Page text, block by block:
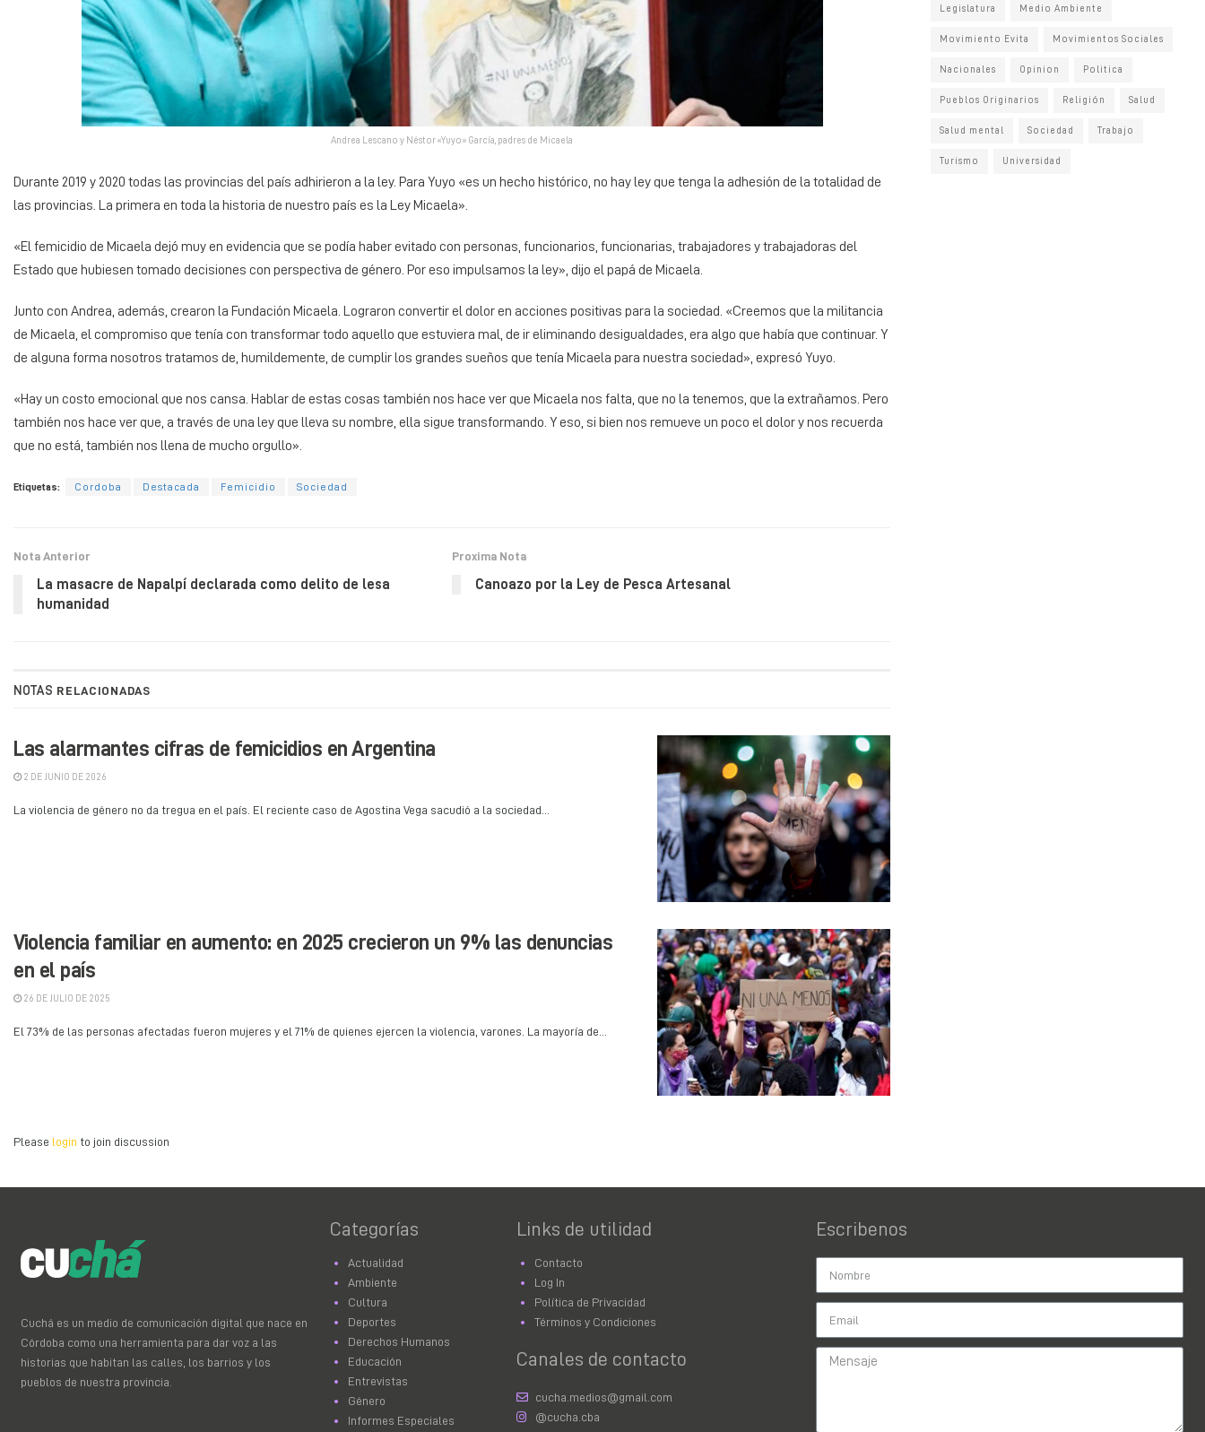
Andrea Lescano y Néstor «Yuyo» García, padres de Micaela
Durante 2019 y 2020 todas las provincias del país adhirieron a la ley. Para Yuyo «es un hecho histórico, no hay ley que tenga la adhesión de la totalidad de
las provincias. La primera en toda la historia de nuestro país es la Ley Micaela».
«El femicidio de Micaela dejó muy en evidencia que se podía haber evitado con personas, funcionarios, funcionarias, trabajadores y trabajadoras del
Estado que hubiesen tomado decisiones con perspectiva de género. Por eso impulsamos la ley», dijo el papá de Micaela.
Junto con Andrea, además, crearon la Fundación Micaela. Lograron convertir el dolor en acciones positivas para la sociedad. «Creemos que la militancia
de Micaela, el compromiso que tenía con transformar todo aquello que estuviera mal, de ir eliminando desigualdades, era algo que había que continuar. Y
de alguna forma nosotros tratamos de, humildemente, de cumplir los grandes sueños que tenía Micaela para nuestra sociedad», expresó Yuyo.
«Hay un costo emocional que nos cansa. Hablar de estas cosas también nos hace ver que Micaela nos falta, que no la tenemos, que la extrañamos. Pero
también nos hace ver que, a través de una ley que lleva su nombre, ella sigue transformando. Y eso, si bien nos remueve un poco el dolor y nos recuerda
que no está, también nos llena de mucho orgullo».
Etiquetas: Cordoba Destacada Femicidio Sociedad
Nota Anterior
La masacre de Napalpí declarada como delito de lesa
humanidad
Proxima Nota
Canoazo por la Ley de Pesca Artesanal
NOTAS RELACIONADAS
Las alarmantes cifras de femicidios en Argentina
2 DE JUNIO DE 2026
La violencia de género no da tregua en el país. El reciente caso de Agostina Vega sacudió a la sociedad...
Violencia familiar en aumento: en 2025 crecieron un 9% las denuncias
en el país
26 DE JULIO DE 2025
El 73% de las personas afectadas fueron mujeres y el 71% de quienes ejercen la violencia, varones. La mayoría de...
Please login to join discussion
Legislatura Medio Ambiente
Movimiento Evita Movimientos Sociales
Nacionales Opinion Politica
Pueblos Originarios Religión Salud
Salud mental Sociedad Trabajo
Turismo Universidad
Cuchá es un medio de comunicación digital que nace en
Córdoba como una herramienta para dar voz a las
historias que habitan las calles, los barrios y los
pueblos de nuestra provincia.
Categorías
Actualidad
Ambiente
Cultura
Deportes
Derechos Humanos
Educación
Entrevistas
Género
Informes Especiales
Links de utilidad
Contacto
Log In
Política de Privacidad
Términos y Condiciones
Canales de contacto
cucha.medios@gmail.com
@cucha.cba
Escribenos